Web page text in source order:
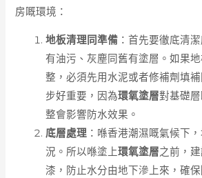
房嘅環境：
地板清理同準備 ：首先要徹底清
有油污、灰塵同舊有塗層。如果
整，必須先用水泥或者修補劑填
步好重要，因為環氧塗層對基礎
整會影響防水效果。
底層處理 ：喺香港潮濕嘅氣候下
況。所以喺塗上環氧塗層之前，
漆，防止水分由地下滲上來，確保